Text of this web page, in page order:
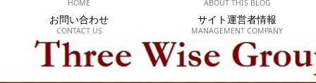
HOME ABOUT THIS BLOG
お問い合わせ
CONTACT US
サイト運営者情報
MANAGEMENT COMPANY